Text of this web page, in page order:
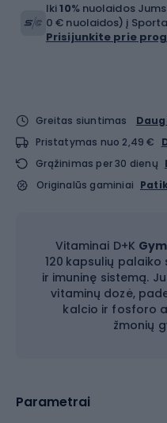
Iki10% nuolaidos
0 € nuolaidos) į
Prisijunkite prie
Greitas siuntimas
Pristatymas nuo 2,49 €
Grąžinimas per 30 dienų
Originalūs gaminiai
Vitaminai D+K
120 kapsulių palaiko
ir imuninę sistemą.
vitaminų dozė,
kalcio ir fosforo
žmonių
Parametrai